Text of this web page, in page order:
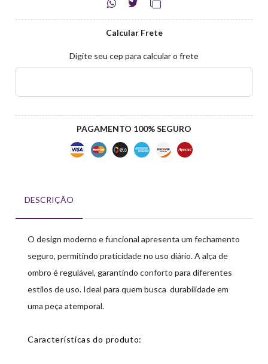
Calcular Frete
Digite seu cep para calcular o frete
PAGAMENTO 100% SEGURO
DESCRIÇÃO
O design moderno e funcional apresenta um fechamento
seguro, permitindo praticidade no uso diário. A alça de
ombro é regulável, garantindo conforto para diferentes
estilos de uso. Ideal para quem busca durabilidade em
uma peça atemporal.
Características do produto: